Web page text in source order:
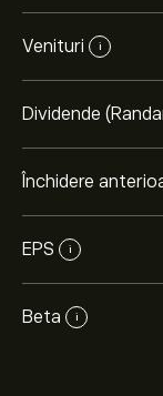
Venituri i
Dividende
Închidere
EPS i
Beta i